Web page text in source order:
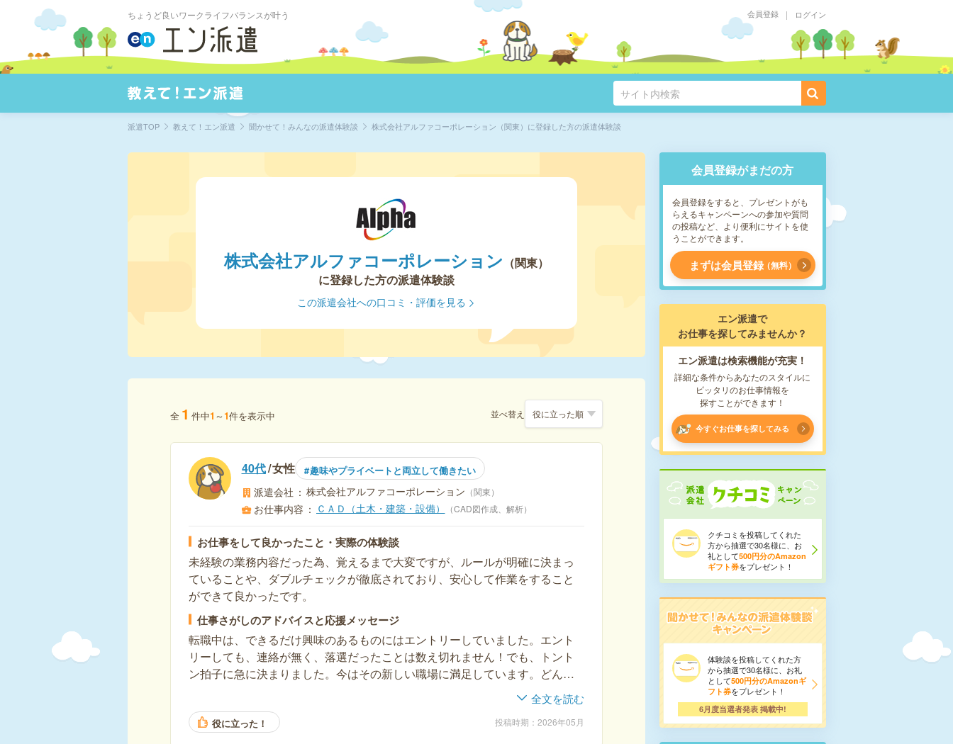
会員登録 ログイン
ちょうど良いワークライフバランスが叶う
派遣TOP 教えて！エン派遣 聞かせて！みんなの派遣体験談 株式会社アルファコーポレーション（関東）に登録した方の派遣体験談
株式会社アルファコーポレーション
関東
に登録した方の派遣体験談
この派遣会社への口コミ・評価を見る
全 1 件中1 ～1件を表示中 並べ替え
40代 女性 趣味やプライベートと両立して働きたい
派遣会社 株式会社アルファコーポレーション 関東
お仕事内容 ＣＡＤ（土木・建築・設備） CAD図作成、解析
お仕事をして良かったこと・実際の体験談
未経験の業務内容だった為、覚えるまで大変ですが、ルールが明確に決まっ
ていることや、ダブルチェックが徹底されており、安心して作業をすること
ができて良かったです。
仕事さがしのアドバイスと応援メッセージ
転職中は、できるだけ興味のあるものにはエントリーしていました。エント
リーしても、連絡が無く、落選だったことは数え切れません！でも、トント
ン拍子に急に決まりました。今はその新しい職場に満足しています。どんど
全文を読む
役に立った！ 投稿時期 2026年05月
会員登録がまだの方
会員登録をすると、プレゼントがも
らえるキャンペーンへの参加や質問
の投稿など、より便利にサイトを使
うことができます。
まずは会員登録 無料
エン派遣で
お仕事を探してみませんか？
エン派遣は検索機能が充実！
詳細な条件からあなたのスタイルに
ピッタリのお仕事情報を
探すことができます！
今すぐお仕事を探してみる
クチコミを投稿してくれた
方から抽選で30名様に、お
礼として500円分のAmazon
ギフト券をプレゼント！
体験談を投稿してくれた方
から抽選で30名様に、お礼
として500円分のAmazonギ
フト券をプレゼント！
6月度当選者発表 掲載中!